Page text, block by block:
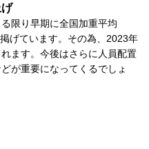
限り早期に全国加重平均
げています。その為、2023年
ます。今後はさらに人員配置
が重要になってくるでしょ